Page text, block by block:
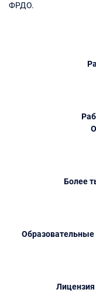
ФРДО.
Более
Образовательные
Лицензия